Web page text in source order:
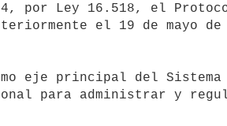
por Ley 16.518, el
el 19 de mayo de
para administrar y